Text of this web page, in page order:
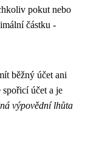
pokut nebo
částku -
běžný účet ani
účet a je
výpovědní lhůta